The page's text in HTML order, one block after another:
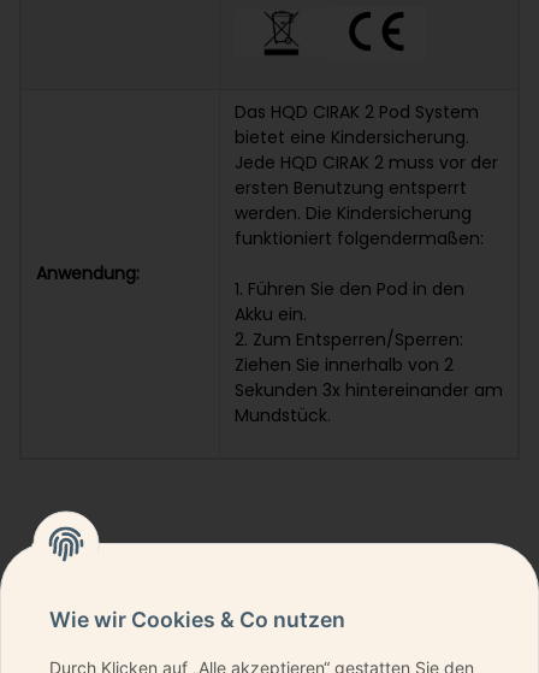
Anwendung:
Das HQD CIRAK 2 Pod System
bietet eine Kindersicherung.
Jede HQD CIRAK 2 muss vor der
ersten Benutzung entsperrt
werden. Die Kindersicherung
funktioniert folgendermaßen:
1. Führen Sie den Pod in den
Akku ein.
2. Zum Entsperren/Sperren:
Ziehen Sie innerhalb von 2
Sekunden 3x hintereinander am
Mundstück.
Wie wir Cookies & Co nutzen
Durch Klicken auf „Alle akzeptieren“ gestatten Sie den